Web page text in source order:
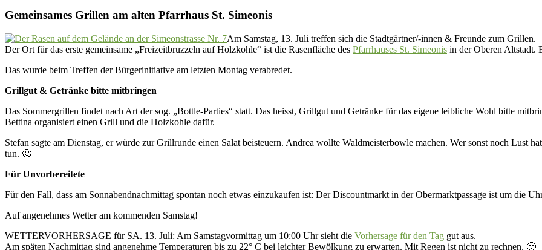
Gemeinsames Grillen am alten Pfarrhaus St. Simeonis
Am Samstag, 13. Juli treffen sich die Stadtgärtner/-innen & Freunde zum Grillen.
Der Ort für das erste gemeinsame „Freizeitbruzzeln auf Holzkohle“ ist die Rasenfläche des Pfarrhauses St. Simeonis in der Oberen Altstadt.
Das wurde beim Treffen der Bürgerinitiative am letzten Montag verabredet.
Grillgut & Getränke bitte mitbringen
Das Sommergrillen findet nach Art der sog. „Bottle-Parties“ statt. Das heisst, Grillgut und Getränke für das eigene leibliche Wohl bitte
Bettina organisiert einen Grill und die Holzkohle dafür.
Stefan sagte am Dienstag, er würde zur Grillrunde einen Salat beisteuern. Andrea wollte Waldmeisterbowle machen. Wer sonst noch Lust
tun. 🙂
Für Unvorbereitete
Für den Fall, dass am Sonnabendnachmittag spontan noch etwas einzukaufen ist: Der Discountmarkt in der Obermarktpassage ist um die
Auf angenehmes Wetter am kommenden Samstag!
WETTERVORHERSAGE für SA. 13. Juli: Am Samstagvormittag um 10:00 Uhr sieht die Vorhersage für den Tag gut aus.
Am späten Nachmittag sind angenehme Temperaturen bis zu 22° C bei leichter Bewölkung zu erwarten. Mit Regen ist nicht zu rechnen. 🙂